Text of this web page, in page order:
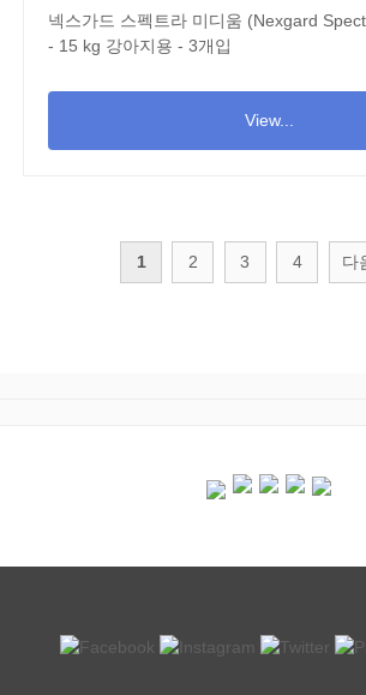
넥스가드 스펙트라 미디움 (Nexgard
- 15 kg 강아지용 - 3개입
View...
1 2 3 4 다